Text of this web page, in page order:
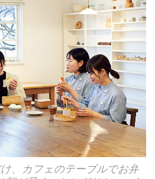
、カフェのテーブルでお弁